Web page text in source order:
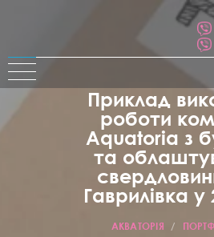
Приклад
роботи
Aquatoria з
та
Гаврилівка у
АКВАТОРІЯ /